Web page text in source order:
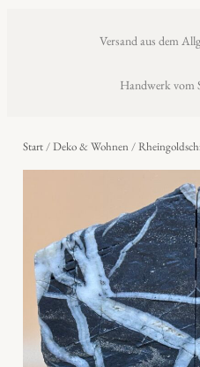
Versand aus dem
Handwerk vom
Start/Deko & Wohnen/